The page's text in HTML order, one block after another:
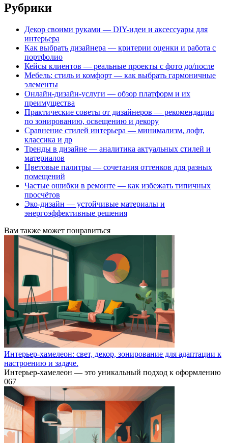
Рубрики
Декор своими руками — DIY-идеи и аксессуары для
интерьера
Как выбрать дизайнера — критерии оценки и работа с
портфолио
Кейсы клиентов — реальные проекты с фото до/после
Мебель: стиль и комфорт — как выбрать гармоничные
элементы
Онлайн-дизайн-услуги — обзор платформ и их
преимущества
Практические советы от дизайнеров — рекомендации
по зонированию, освещению и декору
Сравнение стилей интерьера — минимализм, лофт,
классика и др
Тренды в дизайне — аналитика актуальных стилей и
материалов
Цветовые палитры — сочетания оттенков для разных
помещений
Частые ошибки в ремонте — как избежать типичных
просчётов
Эко-дизайн — устойчивые материалы и
энергоэффективные решения
Вам также может понравиться
Интерьер-хамелеон: свет, декор, зонирование для адаптации к
настроению и задаче.
Интерьер-хамелеон — это уникальный подход к оформлению
067